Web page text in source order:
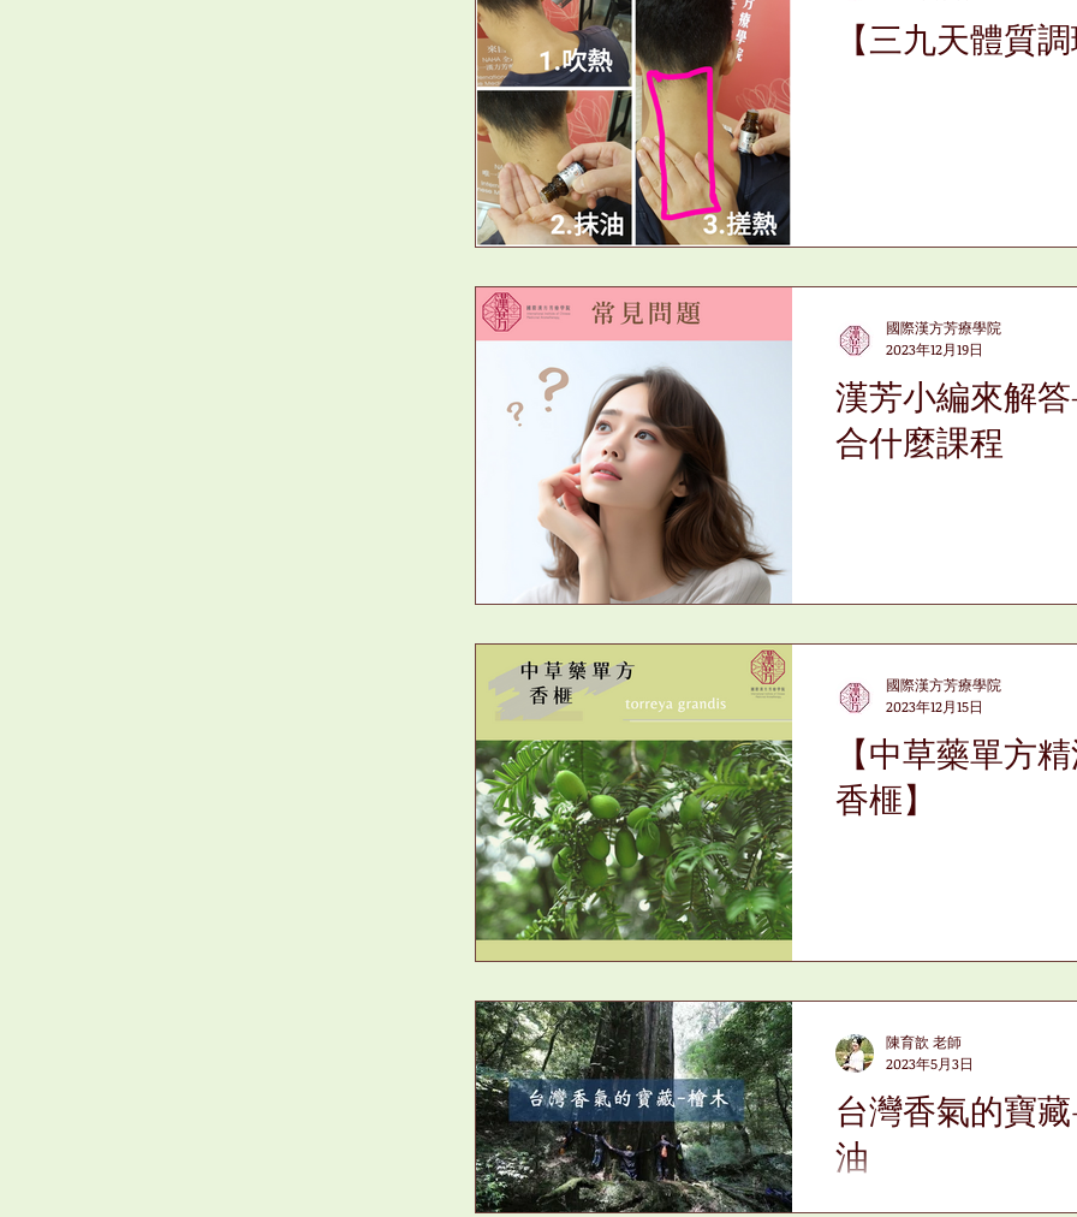
【三九天體質
漢芳小編來解
合什麼課程
國際漢方芳療學院
2023年12月19日
【中草藥單方
香榧】
國際漢方芳療學院
2023年12月15日
台灣香氣的寶
油
陳育歆 老師
2023年5月3日